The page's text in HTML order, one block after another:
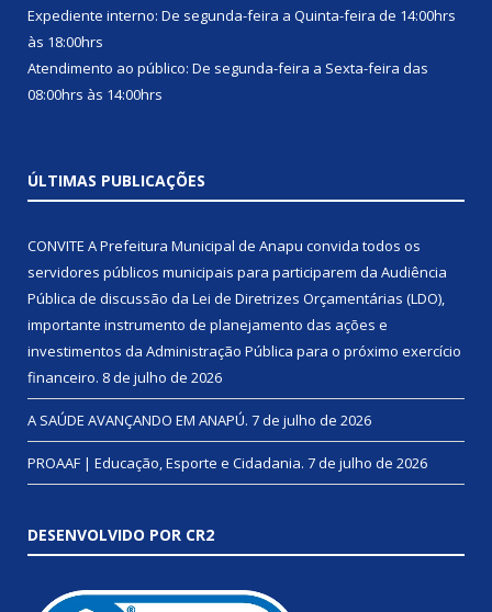
Expediente interno: De segunda-feira a Quinta-feira de 14:00hrs
às 18:00hrs
Atendimento ao público: De segunda-feira a Sexta-feira das
08:00hrs às 14:00hrs
ÚLTIMAS PUBLICAÇÕES
CONVITE A Prefeitura Municipal de Anapu convida todos os
servidores públicos municipais para participarem da Audiência
Pública de discussão da Lei de Diretrizes Orçamentárias (LDO),
importante instrumento de planejamento das ações e
investimentos da Administração Pública para o próximo exercício
financeiro. 8 de julho de 2026
A SAÚDE AVANÇANDO EM ANAPÚ. 7 de julho de 2026
PROAAF | Educação, Esporte e Cidadania. 7 de julho de 2026
DESENVOLVIDO POR CR2